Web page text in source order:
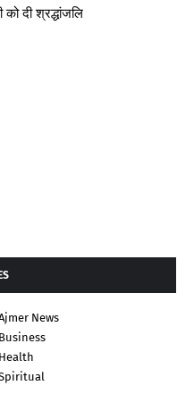
को दी श्रद्धांजलि
News
Business
Health